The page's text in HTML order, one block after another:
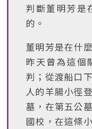
判斷董明芳是
的。
董明芳是在什
昨天曾為這個
判；從渡船口
人的羊腸小徑
墓，在第五公
國校，在這條